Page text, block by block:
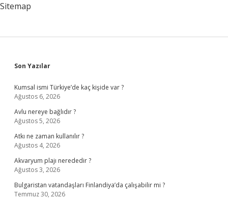
Sitemap
Sidebar
Son Yazılar
Kumsal ismi Türkiye’de kaç kişide var ?
Ağustos 6, 2026
Avlu nereye bağlıdır ?
Ağustos 5, 2026
Atkı ne zaman kullanılır ?
Ağustos 4, 2026
Akvaryum plajı nerededir ?
Ağustos 3, 2026
Bulgaristan vatandaşları Finlandiya’da çalışabilir mi ?
Temmuz 30, 2026